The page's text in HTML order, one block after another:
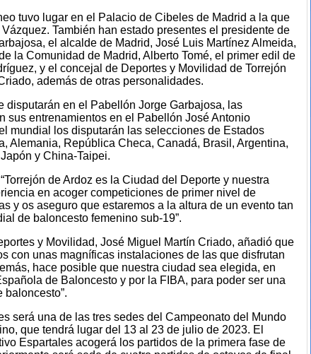
tuvo lugar en el Palacio de Cibeles de Madrid a la que
También han estado presentes el presidente de
el alcalde de Madrid, José Luis Martínez Almeida,
la Comunidad de Madrid, Alberto Tomé, el primer edil de
y el concejal de Deportes y Movilidad de Torrejón
además de otras personalidades.
disputarán en el Pabellón Jorge Garbajosa, las
sus entrenamientos en el Pabellón José Antonio
mundial los disputarán las selecciones de Estados
Alemania, República Checa, Canadá, Brasil, Argentina,
y China-Taipei.
de Ardoz es la Ciudad del Deporte y nuestra
en acoger competiciones de primer nivel de
y os aseguro que estaremos a la altura de un evento tan
de baloncesto femenino sub-19”.
y Movilidad, José Miguel Martín Criado, añadió que
con unas magníficas instalaciones de las que disfrutan
hace posible que nuestra ciudad sea elegida, en
de Baloncesto y por la FIBA, para poder ser una
baloncesto”.
será una de las tres sedes del Campeonato del Mundo
que tendrá lugar del 13 al 23 de julio de 2023. El
Espartales acogerá los partidos de la primera fase de